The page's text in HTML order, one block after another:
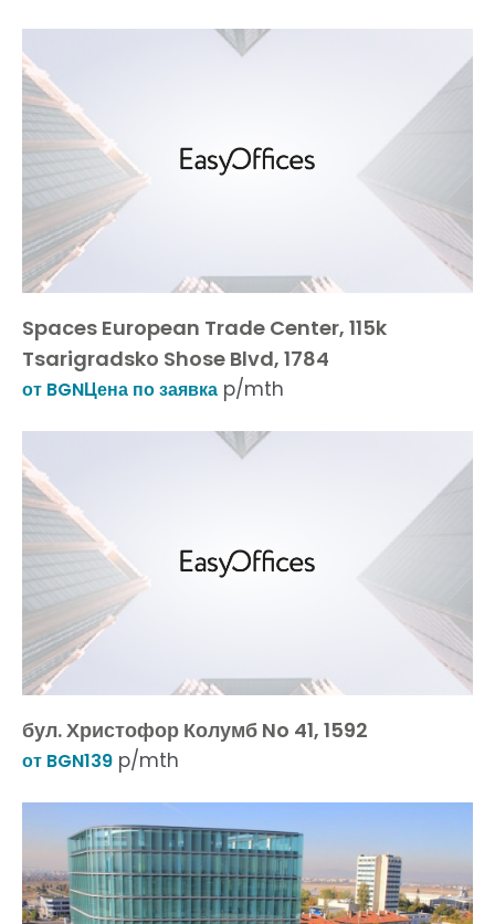
Spaces European Trade Center, 115k
Tsarigradsko Shose Blvd, 1784
от BGNЦена по заявка p/mth
бул. Христофор Колумб No 41, 1592
от BGN139 p/mth